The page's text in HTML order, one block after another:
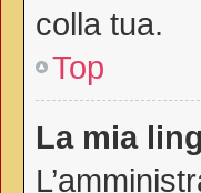
colla tua.
Top
La mia